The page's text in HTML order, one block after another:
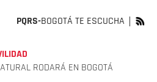
PQRS-BOGOTÁ TE ESCUCHA
RODARÁ EN BOGOTÁ